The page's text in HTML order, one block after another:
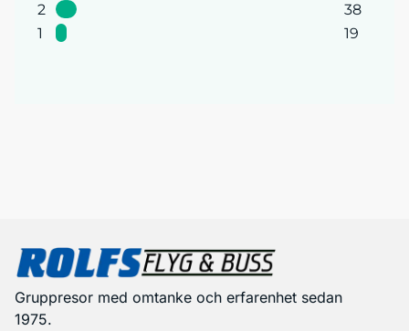
2
38
1
19
Gruppresor med omtanke och erfarenhet sedan
1975.